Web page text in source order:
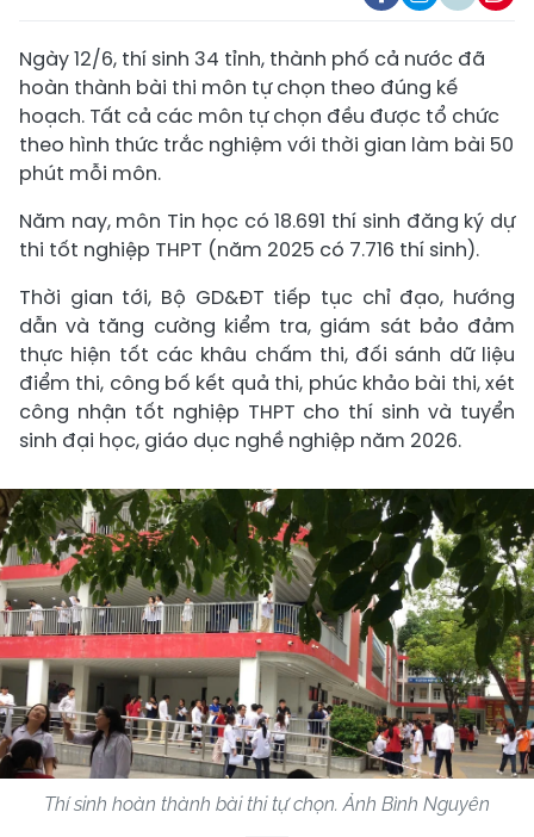
Ngày 12/6, thí sinh 34 tỉnh, thành phố cả nước đã
hoàn thành bài thi môn tự chọn theo đúng kế
hoạch. Tất cả các môn tự chọn đều được tổ chức
theo hình thức trắc nghiệm với thời gian làm bài 50
phút mỗi môn.
Năm nay, môn Tin học có 18.691 thí sinh đăng ký dự
thi tốt nghiệp THPT (năm 2025 có 7.716 thí sinh).
Thời gian tới, Bộ GD&ĐT tiếp tục chỉ đạo, hướng
dẫn và tăng cường kiểm tra, giám sát bảo đảm
thực hiện tốt các khâu chấm thi, đối sánh dữ liệu
điểm thi, công bố kết quả thi, phúc khảo bài thi, xét
công nhận tốt nghiệp THPT cho thí sinh và tuyển
sinh đại học, giáo dục nghề nghiệp năm 2026.
Thí sinh hoàn thành bài thi tự chọn. Ảnh Bình Nguyên